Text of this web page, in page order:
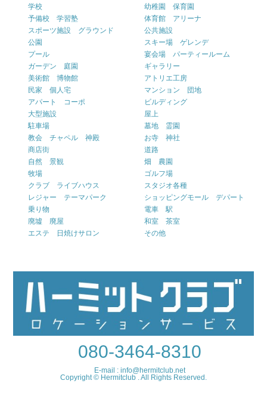
学校
幼稚園 保育園
予備校 学習塾
体育館 アリーナ
スポーツ施設 グラウンド
公共施設
公園
スキー場 ゲレンデ
プール
宴会場 パーティールーム
ガーデン 庭園
ギャラリー
美術館 博物館
アトリエ工房
民家 個人宅
マンション 団地
アパート コーポ
ビルディング
大型施設
屋上
駐車場
墓地 霊園
教会 チャペル 神殿
お寺 神社
商店街
道路
自然 景観
畑 農園
牧場
ゴルフ場
クラブ ライブハウス
スタジオ各種
レジャー テーマパーク
ショッピングモール デパート
乗り物
電車 駅
廃墟 廃屋
和室 茶室
エステ 日焼けサロン
その他
080-3464-8310
E-mail : info@hermitclub.net
Copyright © Hermitclub . All Rights Reserved.